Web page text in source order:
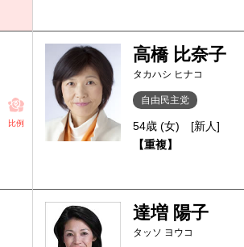
比例
高橋 比奈子
タカハシ ヒナコ
自由民主党
54歳 (女)
[新人]
【重複】
達増 陽子
タッソ ヨウコ